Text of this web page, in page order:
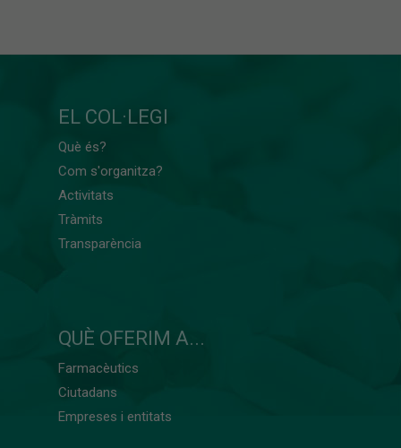
EL COL·LEGI
Què és?
Com s'organitza?
Activitats
Tràmits
Transparència
QUÈ OFERIM A...
Farmacèutics
Ciutadans
Empreses i entitats